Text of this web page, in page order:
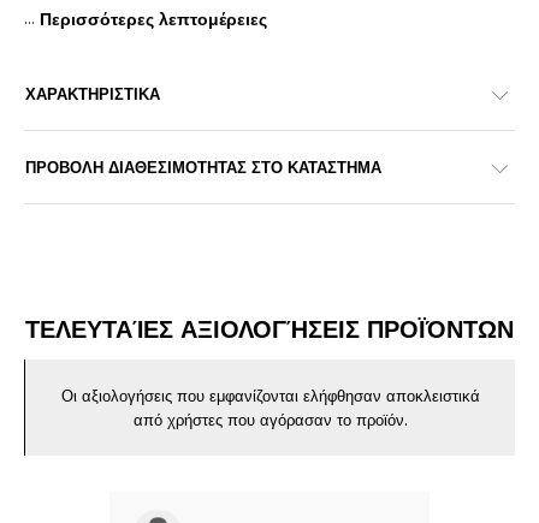
... Περισσότερες λεπτομέρειες
ΧΑΡΑΚΤΗΡΙΣΤΙΚΑ
ΠΡΟΒΟΛΗ ΔΙΑΘΕΣΙΜΟΤΗΤΑΣ ΣΤΟ ΚΑΤΑΣΤΗΜΑ
ΤΕΛΕΥΤΑΊΕΣ ΑΞΙΟΛΟΓΉΣΕΙΣ ΠΡΟΪΌΝΤΩΝ
Οι αξιολογήσεις που εμφανίζονται ελήφθησαν αποκλειστικά
από χρήστες που αγόρασαν το προϊόν.